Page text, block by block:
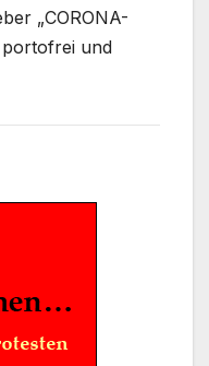
„CORONA-
portofrei und